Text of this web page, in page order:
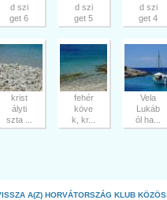
d szi
get 6
d szi
get 5
d szi
get 4
krist
ályti
szta ...
fehér
köve
k, kr...
Vela
Lukáb
ól ha...
A(Z) HORVÁTORSZÁG KLUB